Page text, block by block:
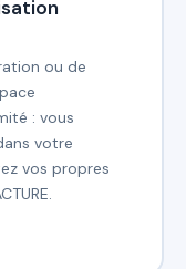
ou de
: vous
votre
vos propres